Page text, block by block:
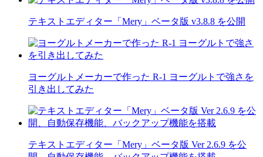
テキストエディター「Mery」ベータ版 v3.8.8 を公開
ヨーグルトメーカーで作った R-1 ヨーグルトで強さを
引き出してみた
テキストエディター「Mery」ベータ版 Ver 2.6.9 を公